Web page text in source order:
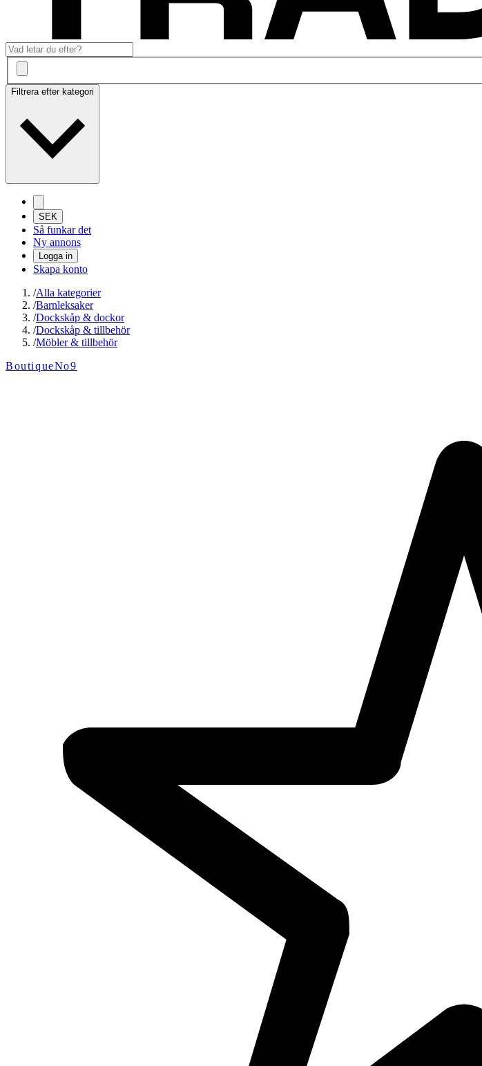
Filtrera efter kategori
SEK
Så funkar det
Ny annons
Logga in
Skapa konto
/Alla kategorier
/Barnleksaker
/Dockskåp & dockor
/Dockskåp & tillbehör
/Möbler & tillbehör
BoutiqueNo9